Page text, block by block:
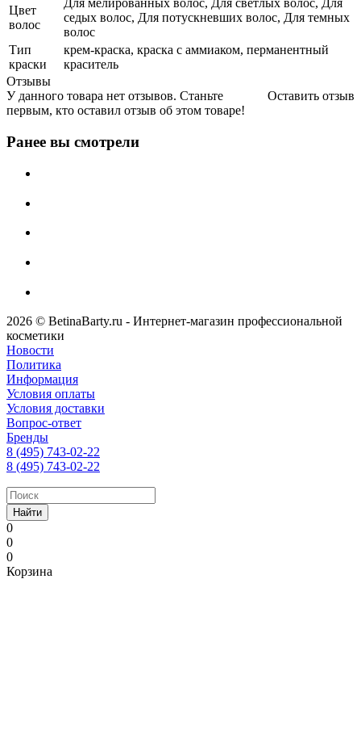
Цвет
волос
Для мелированных волос, Для светлых волос, Для
седых волос, Для потускневших волос, Для темных
волос
Тип
краски
крем-краска, краска с аммиаком, перманентный
краситель
Отзывы
Оставить отзыв
У данного товара нет отзывов. Станьте
первым, кто оставил отзыв об этом товаре!
Ранее вы смотрели
2026 © BetinaBarty.ru - Интернет-магазин профессиональной
косметики
Новости
Политика
Информация
Условия оплаты
Условия доставки
Вопрос-ответ
Бренды
8 (495) 743-02-22
8 (495) 743-02-22
Найти
0
0
0
Корзина